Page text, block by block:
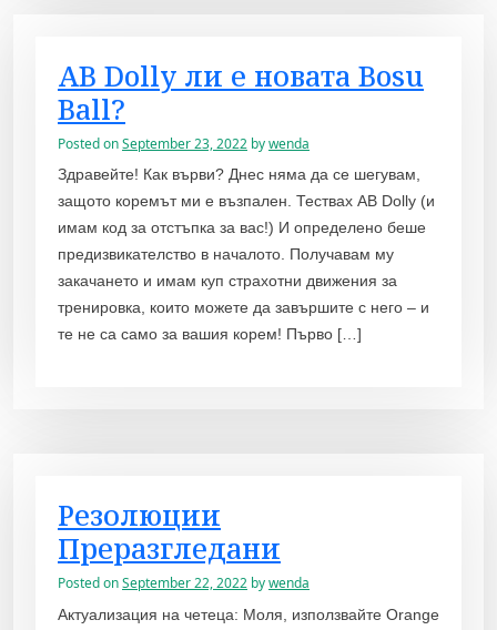
AB Dolly ли е новата Bosu
Ball?
Posted onSeptember 23, 2022 bywenda
Здравейте! Как върви? Днес няма да се шегувам,
защото коремът ми е възпален. Тествах AB Dolly (и
имам код за отстъпка за вас!) И определено беше
предизвикателство в началото. Получавам му
закачането и имам куп страхотни движения за
тренировка, които можете да завършите с него – и
те не са само за вашия корем! Първо […]
Резолюции
Преразгледани
Posted onSeptember 22, 2022 bywenda
Актуализация на четеца: Моля, използвайте Orange